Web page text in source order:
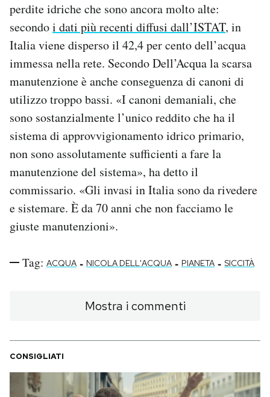
perdite idriche che sono ancora molto alte:
secondoi dati più recenti diffusi dall’ISTAT, in
Italia viene disperso il 42,4 per cento dell’acqua
immessa nella rete. Secondo Dell’Acqua la scarsa
manutenzione è anche conseguenza di canoni di
utilizzo troppo bassi. «I canoni demaniali, che
sono sostanzialmente l’unico reddito che ha il
sistema di approvvigionamento idrico primario,
non sono assolutamente sufficienti a fare la
manutenzione del sistema», ha detto il
commissario. «Gli invasi in Italia sono da rivedere
e sistemare. È da 70 anni che non facciamo le
giuste manutenzioni».
Tag: ACQUA - NICOLA DELL'ACQUA - PIANETA - SICCITÀ
Mostra i commenti
CONSIGLIATI